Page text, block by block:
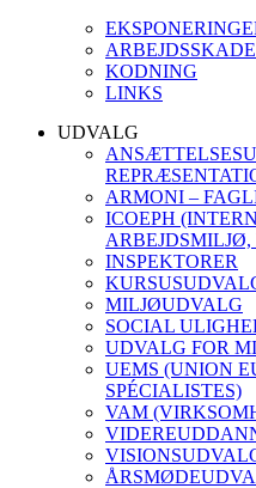
KODNING
LINKS
UDVALG
ARMONI –
ICOEPH
INSPEKTORER
MILJØUDVALG
SOCIAL
UDVALG FOR
UEMS (UNION
SPÉCIALISTES)
VAM